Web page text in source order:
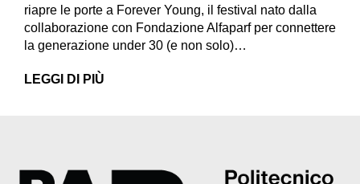
riapre le porte a Forever Young, il festival nato dalla
collaborazione con Fondazione Alfaparf per connettere
la generazione under 30 (e non solo)…
LEGGI DI PIÙ